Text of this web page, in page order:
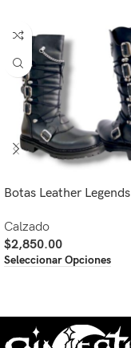
Botas Leather Legends
Calzado
$2,850.00
Seleccionar Opciones